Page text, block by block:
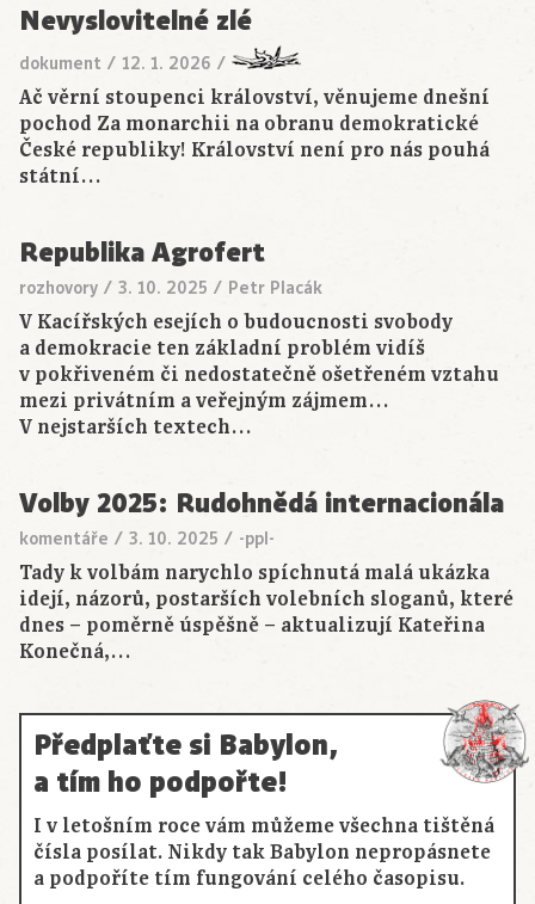
Nevyslovitelné zlé
dokument / 12. 1. 2026 /
Ač věrní stoupenci království, věnujeme dnešní
pochod Za monarchii na obranu demokratické
České republiky! Království není pro nás pouhá
státní…
Republika Agrofert
rozhovory / 3. 10. 2025 / Petr Placák
V Kacířských esejích o budoucnosti svobody
a demokracie ten základní problém vidíš
v pokřiveném či nedostatečně ošetřeném vztahu
mezi privátním a veřejným zájmem…
V nejstarších textech…
Volby 2025: Rudohnědá internacionála
komentáře / 3. 10. 2025 / -ppl-
Tady k volbám narychlo spíchnutá malá ukázka
idejí, názorů, postarších volebních sloganů, které
dnes – poměrně úspěšně – aktualizují Kateřina
Konečná,…
Předplaťte si Babylon,
a tím ho podpořte!
I v letošním roce vám můžeme všechna tištěná
čísla posílat. Nikdy tak Babylon nepropásnete
a podpoříte tím fungování celého časopisu.